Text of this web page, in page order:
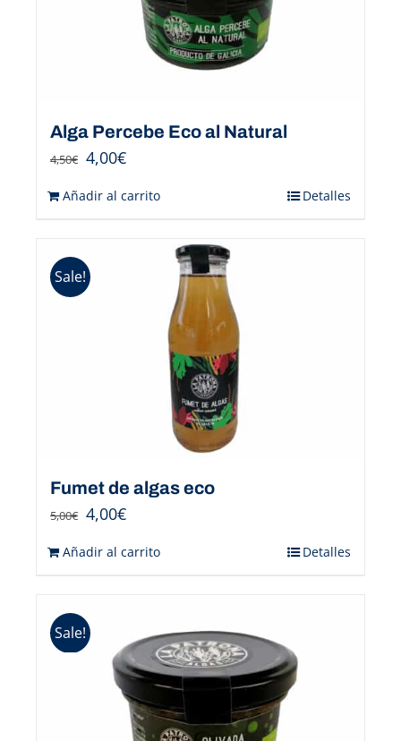
Alga Percebe Eco al Natural
4,50€ 4,00€
Añadir al carrito Detalles
Sale!
Fumet de algas eco
5,00€ 4,00€
Añadir al carrito Detalles
Sale!